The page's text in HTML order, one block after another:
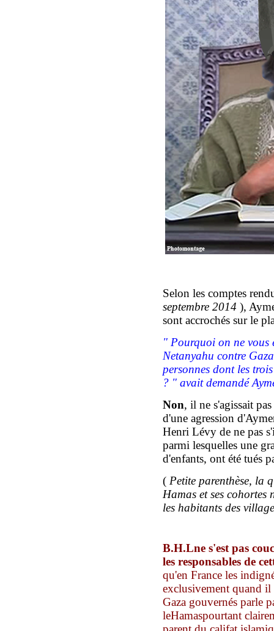
Selon les comptes
septembre 2014 ),
sont accrochés sur le
" Pourquoi on ne vous
Netanyahu contre
personnes dont les
? " avait demandé
Non, il ne s'agissait
d'une agression
Henri Lévy de ne pas
parmi lesquelles une
d'enfants, ont été tués
( Petite parenthèse, la
Hamas et ses cohortes
les habitants des
B.H.Lne s'est pas
les responsables de
qu'en France les
exclusivement quand il
Gaza gouvernés parle
leHamaspourtant